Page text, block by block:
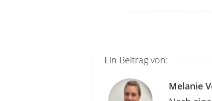
Ein Beitrag von:
Melanie